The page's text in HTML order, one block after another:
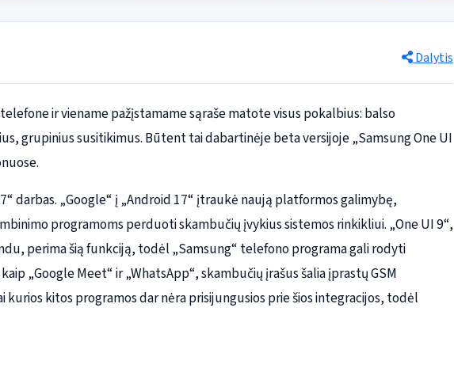
Dalytis
ir viename pažįstamame sąraše matote visus pokalbius: balso
grupinius susitikimus. Būtent tai dabartinėje beta versijoje „Samsung One UI
darbas. „Google“ į „Android 17“ įtraukė naują platformos galimybę,
programoms perduoti skambučių įvykius sistemos rinkikliui. „One UI 9“,
perima šią funkciją, todėl „Samsung“ telefono programa gali rodyti
„Google Meet“ ir „WhatsApp“, skambučių įrašus šalia įprastų GSM
kurios kitos programos dar nėra prisijungusios prie šios integracijos, todėl